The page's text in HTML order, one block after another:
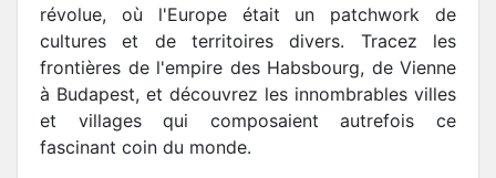
révolue, où l'Europe était un patchwork de
cultures et de territoires divers. Tracez les
frontières de l'empire des Habsbourg, de Vienne
à Budapest, et découvrez les innombrables villes
et villages qui composaient autrefois ce
fascinant coin du monde.